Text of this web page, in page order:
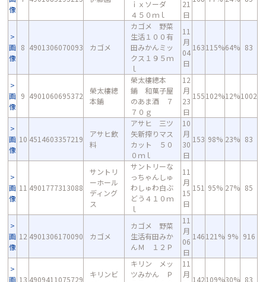
像
ｉｘソーダ
４５０ｍｌ
21
日
画
像
8 4901306070093 カゴメ
カゴメ 野菜
生活１００有
田みかんミッ
クス１９５ｍ
ｌ
11
月
04
日
163115%64% 83
画
像
9 4901060695372
榮太樓總
本鋪
榮太樓總本
鋪 和菓子屋
のあま酒 ７
７０ｇ
12
月
23
日
155102%12%1002
画
像
10 4514603357219
アサヒ飲
料
アサヒ 三ツ
矢新搾りマス
カット ５０
０ｍｌ
10
月
30
日
153 98% 23% 83
画
像
11 4901777313088
サントリ
ーホール
ディング
ス
サントリーな
っちゃんしゅ
わしゅわ白ぶ
どう４１０ｍ
ｌ
11
月
15
日
151 95% 27% 85
画
像
12 4901306170090 カゴメ
カゴメ 野菜
生活有田みか
んＭ １２Ｐ
11
月
06
日
146121% 9% 916
画 13 4909411075729
キリンビ
キリン メッ
ツみかん Ｐ
11
月
142109%30% 83